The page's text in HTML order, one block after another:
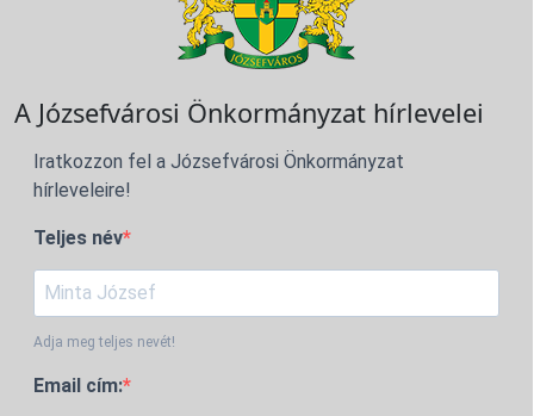
A Józsefvárosi Önkormányzat hírlevelei
Iratkozzon fel a Józsefvárosi Önkormányzat
hírleveleire!
Teljes név
Adja meg teljes nevét!
Email cím: